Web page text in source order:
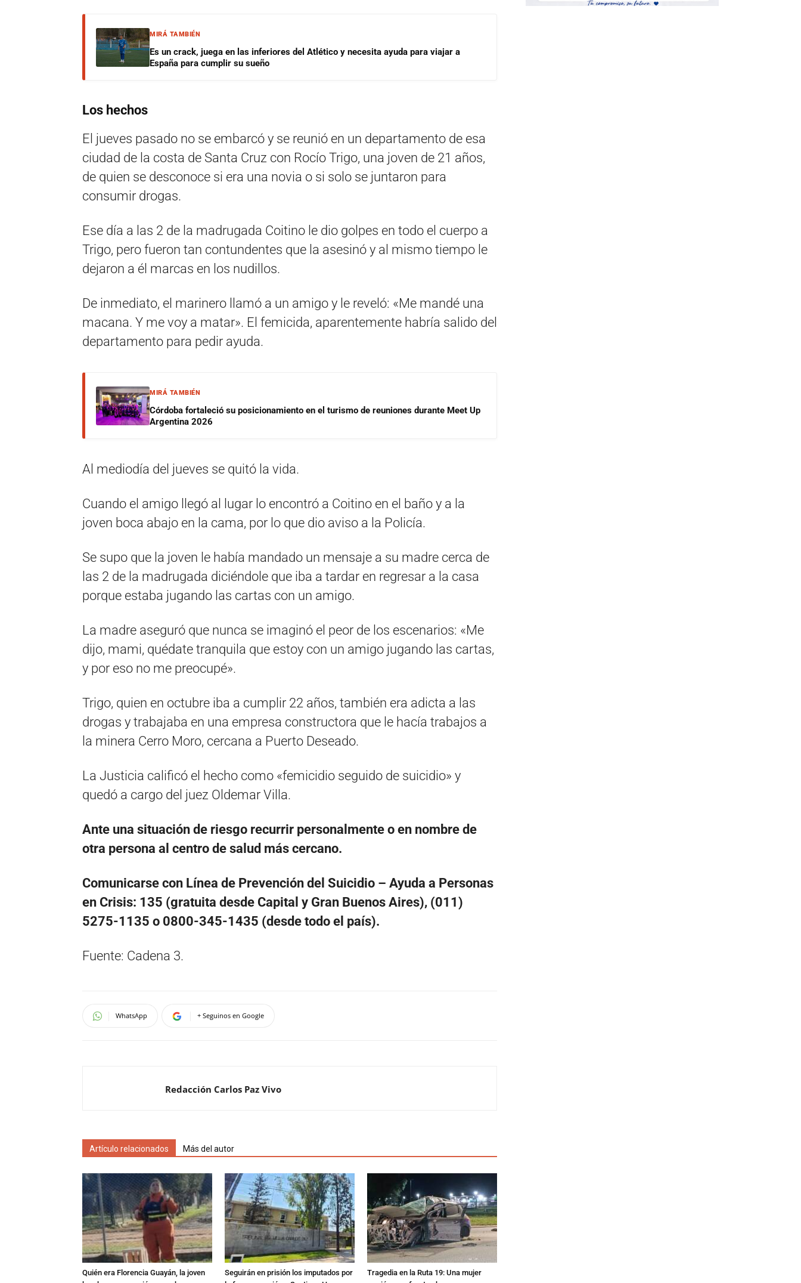
MIRÁ TAMBIÉN
Es un crack, juega en las inferiores del Atlético y necesita ayuda para viajar a
España para cumplir su sueño
Los hechos
El jueves pasado no se embarcó y se reunió en un departamento de esa
ciudad de la costa de Santa Cruz con Rocío Trigo, una joven de 21 años,
de quien se desconoce si era una novia o si solo se juntaron para
consumir drogas.
Ese día a las 2 de la madrugada Coitino le dio golpes en todo el cuerpo a
Trigo, pero fueron tan contundentes que la asesinó y al mismo tiempo le
dejaron a él marcas en los nudillos.
De inmediato, el marinero llamó a un amigo y le reveló: «Me mandé una
macana. Y me voy a matar». El femicida, aparentemente habría salido del
departamento para pedir ayuda.
MIRÁ TAMBIÉN
Córdoba fortaleció su posicionamiento en el turismo de reuniones durante Meet Up
Argentina 2026
Al mediodía del jueves se quitó la vida.
Cuando el amigo llegó al lugar lo encontró a Coitino en el baño y a la
joven boca abajo en la cama, por lo que dio aviso a la Policía.
Se supo que la joven le había mandado un mensaje a su madre cerca de
las 2 de la madrugada diciéndole que iba a tardar en regresar a la casa
porque estaba jugando las cartas con un amigo.
La madre aseguró que nunca se imaginó el peor de los escenarios: «Me
dijo, mami, quédate tranquila que estoy con un amigo jugando las cartas,
y por eso no me preocupé».
Trigo, quien en octubre iba a cumplir 22 años, también era adicta a las
drogas y trabajaba en una empresa constructora que le hacía trabajos a
la minera Cerro Moro, cercana a Puerto Deseado.
La Justicia calificó el hecho como «femicidio seguido de suicidio» y
quedó a cargo del juez Oldemar Villa.
Ante una situación de riesgo recurrir personalmente o en nombre de
otra persona al centro de salud más cercano.
Comunicarse con Línea de Prevención del Suicidio – Ayuda a Personas
en Crisis: 135 (gratuita desde Capital y Gran Buenos Aires), (011)
5275-1135 o 0800-345-1435 (desde todo el país).
Fuente: Cadena 3.
WhatsApp + Seguinos en Google
Redacción Carlos Paz Vivo
Artículo relacionados Más del autor
Quién era Florencia Guayán, la joven
Seguirán en prisión los imputados por
Tragedia en la Ruta 19: Una mujer